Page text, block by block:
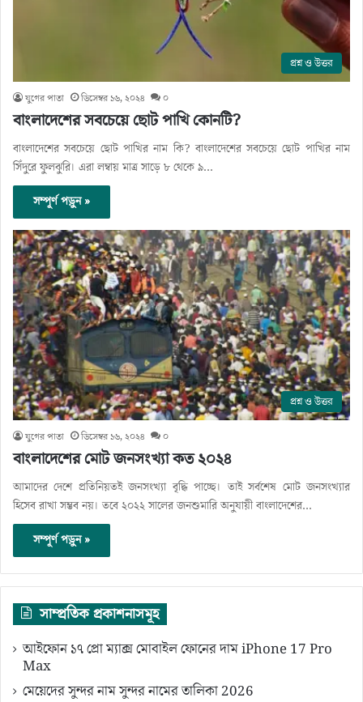
প্রশ্ন ও উত্তর
যুগের পাতা ডিসেম্বর ১৬, ২০২৪ ০
বাংলাদেশের সবচেয়ে ছোট পাখি কোনটি?
বাংলাদেশের সবচেয়ে ছোট পাখির নাম কি? বাংলাদেশের সবচেয়ে ছোট পাখির নাম
সিঁদুরে ফুলঝুরি। এরা লম্বায় মাত্র সাড়ে ৮ থেকে ৯…
সম্পূর্ণ পড়ুন »
প্রশ্ন ও উত্তর
যুগের পাতা ডিসেম্বর ১৬, ২০২৪ ০
বাংলাদেশের মোট জনসংখ্যা কত ২০২৪
আমাদের দেশে প্রতিনিয়তই জনসংখ্যা বৃদ্ধি পাচ্ছে। তাই সর্বশেষ মোট জনসংখ্যার
হিসেব রাখা সম্ভব নয়। তবে ২০২২ সালের জনশুমারি অনুযায়ী বাংলাদেশের…
সম্পূর্ণ পড়ুন »
সাম্প্রতিক প্রকাশনাসমূহ
আইফোন ১৭ প্রো ম্যাক্স মোবাইল ফোনের দাম iPhone 17 Pro
Max
মেয়েদের সুন্দর নাম সুন্দর নামের তালিকা 2026